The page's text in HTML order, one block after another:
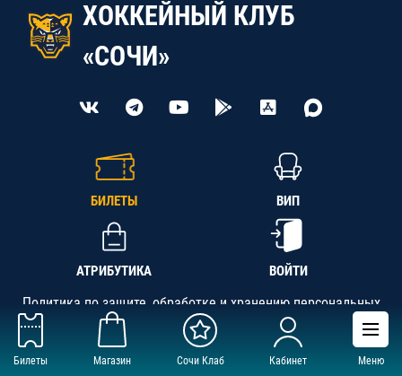
Билеты Магазин Сочи Клаб Кабинет Меню
ХОККЕЙНЫЙ КЛУБ
«СОЧИ»
БИЛЕТЫ ВИП
АТРИБУТИКА ВОЙТИ
Политика по защите, обработке и хранению персональных
данных
АНО «СК «Кубань-Регион», ОГРН 1142300002349,